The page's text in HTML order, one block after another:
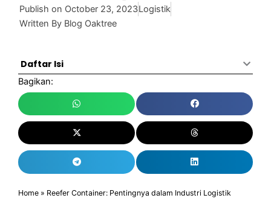
Publish on October 23, 2023Logistik
Written By Blog Oaktree
Daftar Isi
Bagikan:
Home » Reefer Container: Pentingnya dalam Industri Logistik